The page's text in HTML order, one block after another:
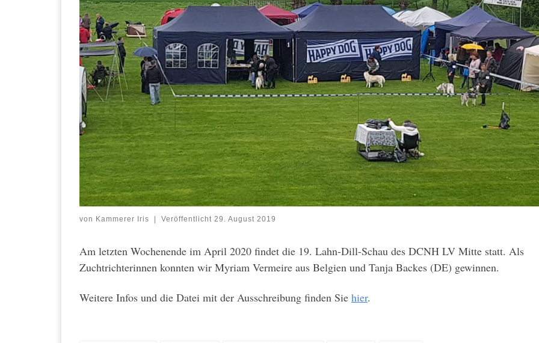
von Kammerer Iris Veröffentlicht 29. August 2019
Am letzten Wochenende im April 2020 findet die 19. Lahn-Dill-Schau des DCNH LV Mitte statt. Als
Zuchtrichterinnen konnten wir Myriam Vermeire aus Belgien und Tanja Backes (DE) gewinnen.
Weitere Infos und die Datei mit der Ausschreibung finden Sie hier.